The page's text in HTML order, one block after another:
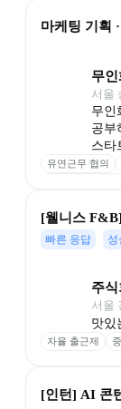
마케팅 기획
무
서울
무인
공부
스타
유연근무 협의
[웰니스
빠른 응답 성
주
서울
맛있
자율 출근제
[인턴] AI 콘